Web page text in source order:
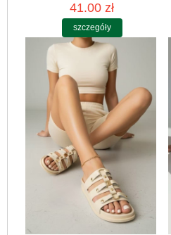
41.00 zł
szczegóły